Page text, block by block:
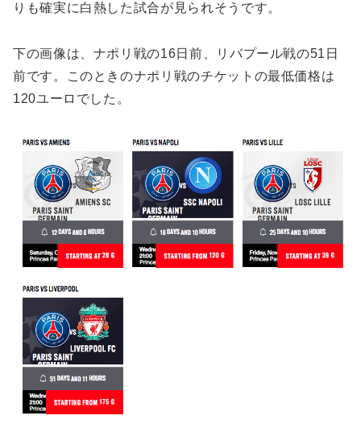
りも確実に白熱した試合が見られそうです。
下の画像は、ナポリ戦の16日前、リバプール戦の51日
前です。このときのナポリ戦のチケットの最低価格は
120ユーロでした。